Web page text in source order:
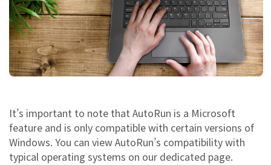
It’s important to note that AutoRun is a Microsoft
feature and is only compatible with certain versions of
Windows. You can view AutoRun’s compatibility with
typical operating systems on our dedicated page.